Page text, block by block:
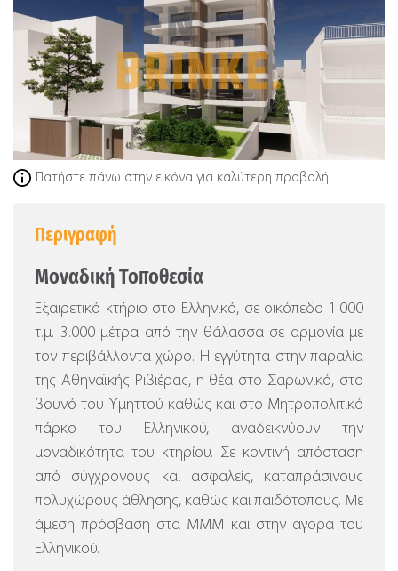
Πατήστε πάνω στην εικόνα για καλύτερη προβολή
Περιγραφή
Μοναδική Τοποθεσία
Εξαιρετικό κτήριο στο Ελληνικό, σε οικόπεδο 1.000
τ.μ. 3.000 μέτρα από την θάλασσα σε αρμονία με
τον περιβάλλοντα χώρο. Η εγγύτητα στην παραλία
της Αθηναϊκής Ριβιέρας, η θέα στο Σαρωνικό, στο
βουνό του Υμηττού καθώς και στο Μητροπολιτικό
πάρκο του Ελληνικού, αναδεικνύουν την
μοναδικότητα του κτηρίου. Σε κοντινή απόσταση
από σύγχρονους και ασφαλείς, καταπράσινους
πολυχώρους άθλησης, καθώς και παιδότοπους. Με
άμεση πρόσβαση στα ΜΜΜ και στην αγορά του
Ελληνικού.